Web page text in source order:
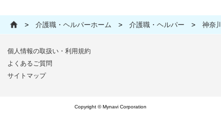
> 介護職・ヘルパーホーム > 介護職・ヘルパー > 神奈
個人情報の取扱い・利用規約
よくあるご質問
サイトマップ
Copyright © Mynavi Corporation